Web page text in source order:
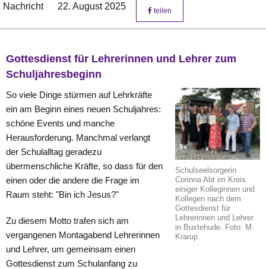
Nachricht 22. August 2025 teilen
Gottesdienst für Lehrerinnen und Lehrer zum
Schuljahresbeginn
Schulseelsorgerin
Corinna Abt im Kreis
einiger Kolleginnen und
Kollegen nach dem
Gottesdienst für
Lehrerinnen und Lehrer
in Buxtehude. Foto: M.
Krarup
So viele Dinge stürmen auf Lehrkräfte
ein am Beginn eines neuen Schuljahres:
schöne Events und manche
Herausforderung. Manchmal verlangt
der Schulalltag geradezu
übermenschliche Kräfte, so dass für den
einen oder die andere die Frage im
Raum steht: "Bin ich Jesus?"
Zu diesem Motto trafen sich am
vergangenen Montagabend Lehrerinnen
und Lehrer, um gemeinsam einen
Gottesdienst zum Schulanfang zu